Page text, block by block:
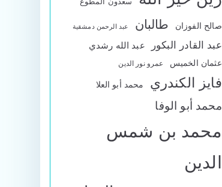
صالح الفوزان طالبان عبد الرحمن دمشقية
عبد القادر البكور عبد الله رشدي
عثمان الخميس عمرو نور الدين
فايز الكندري محمد أبو العلا
محمد أبو الوفا
محمد بن شمس
الدين